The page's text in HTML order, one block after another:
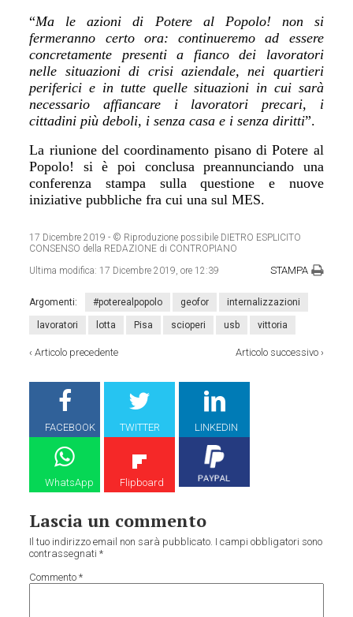
“Ma le azioni di Potere al Popolo! non si
fermeranno certo ora: continueremo ad essere
concretamente presenti a fianco dei lavoratori
nelle situazioni di crisi aziendale, nei quartieri
periferici e in tutte quelle situazioni in cui sarà
necessario affiancare i lavoratori precari, i
cittadini più deboli, i senza casa e i senza diritti”.
La riunione del coordinamento pisano di Potere al
Popolo! si è poi conclusa preannunciando una
conferenza stampa sulla questione e nuove
iniziative pubbliche fra cui una sul MES.
17 Dicembre 2019 - © Riproduzione possibile DIETRO ESPLICITO
CONSENSO della REDAZIONE di CONTROPIANO
Ultima modifica: 17 Dicembre 2019, ore 12:39 STAMPA
Argomenti: #poterealpopolo geofor internalizzazioni
lavoratori lotta Pisa scioperi usb vittoria
‹Articolo precedente Articolo successivo›
FACEBOOK TWITTER LINKEDIN
WhatsApp Flipboard
Lascia un commento
Il tuo indirizzo email non sarà pubblicato. I campi obbligatori sono
contrassegnati*
Commento*